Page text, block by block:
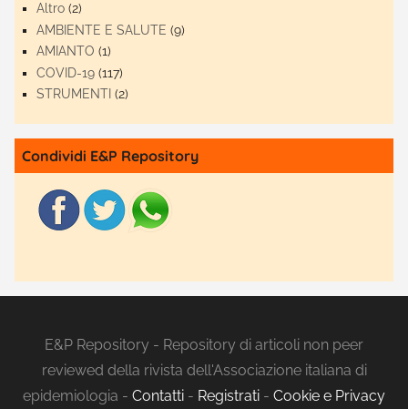
Altro (2)
AMBIENTE E SALUTE (9)
AMIANTO (1)
COVID-19 (117)
STRUMENTI (2)
Condividi E&P Repository
E&P Repository - Repository di articoli non peer
reviewed della rivista dell'Associazione italiana di
epidemiologia - Contatti - Registrati - Cookie e Privacy